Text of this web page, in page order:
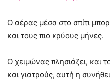
Ο αέρας μέσα στο σπίτι
και τους πιο κρύους μήνες.
Ο χειμώνας πλησιάζει, και
και γιατρούς, αυτή η